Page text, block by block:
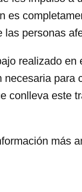
es
las personas
realizado
necesaria
conlleva este
más